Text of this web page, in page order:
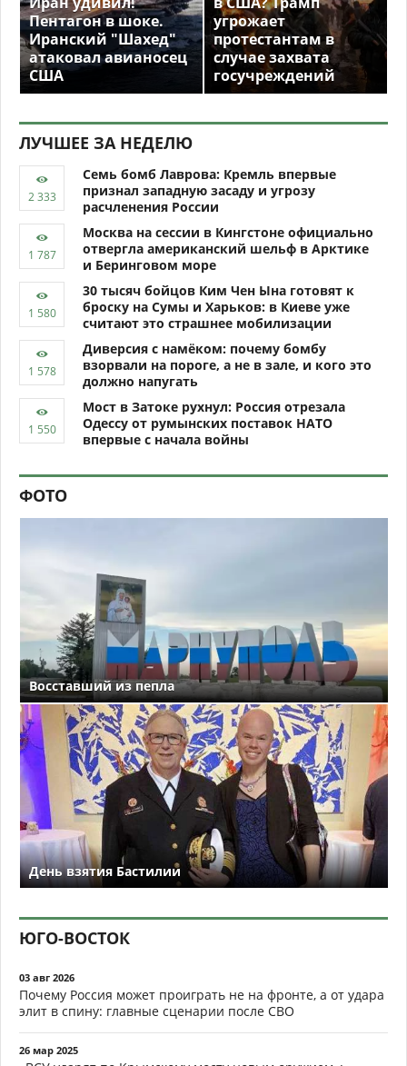
Пентагон в шоке.
Иранский "Шахед"
атаковал авианосец
США
угрожает
протестантам в
случае захвата
госучреждений
ЛУЧШЕЕ ЗА НЕДЕЛЮ
Семь бомб Лаврова: Кремль впервые
признал западную засаду и угрозу
расчленения России
Москва на сессии в Кингстоне официально
отвергла американский шельф в Арктике
и Беринговом море
30 тысяч бойцов Ким Чен Ына готовят к
броску на Сумы и Харьков: в Киеве уже
считают это страшнее мобилизации
Диверсия с намёком: почему бомбу
взорвали на пороге, а не в зале, и кого это
должно напугать
Мост в Затоке рухнул: Россия отрезала
Одессу от румынских поставок НАТО
впервые с начала войны
ФОТО
Восставший из пепла
День взятия Бастилии
ЮГО-ВОСТОК
03 авг 2026
Почему Россия может проиграть не на фронте, а от удара
элит в спину: главные сценарии после СВО
26 мар 2025